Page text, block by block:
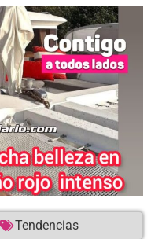
Tendencias